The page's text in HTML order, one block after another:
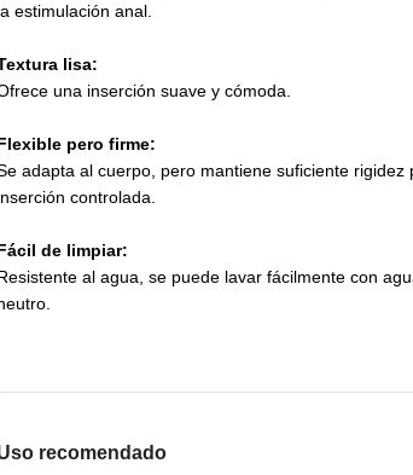
estimulación anal.
lisa:
una inserción suave y cómoda.
pero firme:
adapta al cuerpo, pero mantiene suficiente rigidez
controlada.
de limpiar:
al agua, se puede lavar fácilmente con
recomendado